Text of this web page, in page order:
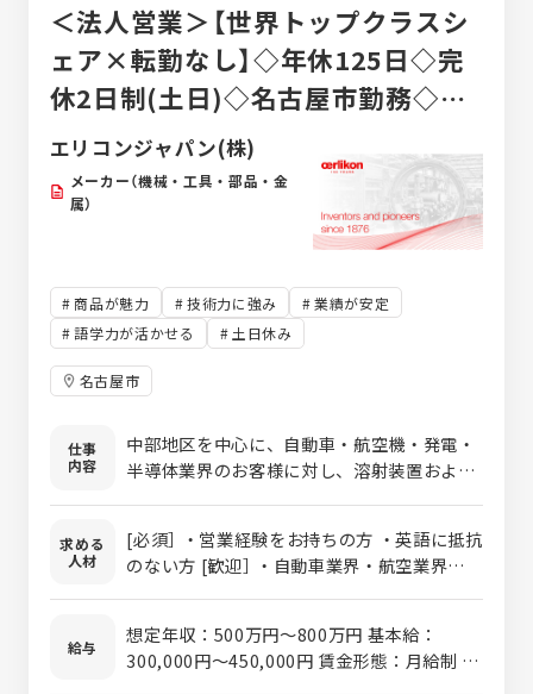
悩みや「こうなったらいいな」をじっくりヒア
リングし、最適なソリューション（解決策）を
お届けします。 ▼ ゼロから「選ばれるプロ」
になる教育体制 集合研修で基礎を学んだあ
の流れや商品知識を一つひとつ丁寧に教えま
す。スマホ以外のサービスも扱うため難しく
感じるかもしれませんが、手厚いフォロー体
制があるため、未経験からでも確実に「1つ上
の提案スキル」が身につきます。 ▼ あなたの
「なりたい」に合わせた多彩なキャリアパス ゆ
くゆくは店舗運営を学びながら、多彩なポス
トへ挑戦可能です。 ・店舗マネジメント：店
長➔ マネージャー（複数店舗の管理・統括） ・
スペシャリスト：イベント営業（0➔1を創る
・バックオフィス：本社スタッフ（人事、教
育、総務などへのキャリアチェンジ）
＜au Style 蟹江＞ 愛知県海部郡蟹江町平安
2-78 ＜UQスポット イオンモール津南＞ 三
重県津市高茶屋小森町145 ＜au Style 津桜橋
＞ 三重県津市桜橋3-67-1 ＜au Style 桑名東
中央通＞ 三重県鈴鹿市三日市3-8-13 ＜au
Style イオンタウン津城山＞ 三重県津市久居
岐＞ 岐阜県土岐市土岐津町土岐口1372-1 イ
＜法人営業＞【世界トップクラスシ
ェア×転勤なし】◇年休125日◇完
休2日制(土日)◇名古屋市勤務◇駅
徒歩10分以内◇住宅手当◇賞与年3
回
エリコンジャパン(株)
メーカー（機械・工具・部品・金
属）
商品が魅力 技術力に強み
業績が安定
語学力が活かせる
土日休み
名古屋市
仕事
内容
中部地区を中心に、自動車・航空機・発電・
半導体業界のお客様に対し、溶射装置および
担当。お問い合わせや既存顧客からの紹介を
中心とした営業活動のため、飛び込み営業は
ほとんどありません。 お客様の課題やニーズ
をヒアリングし、社内の開発・設計・生産技
術部門と連携しながら最適なソリューション
を提案します。製品提案だけでなく、技術的
求める
人材
[必須］ ・営業経験をお持ちの方 ・英語に抵抗
のない方 [歓迎］ ・自動車業界・航空業界・半
給与
想定年収：500万円～800万円 基本給：
300,000円～450,000円 賃金形態：月給制 時